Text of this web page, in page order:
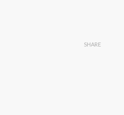
SHARE